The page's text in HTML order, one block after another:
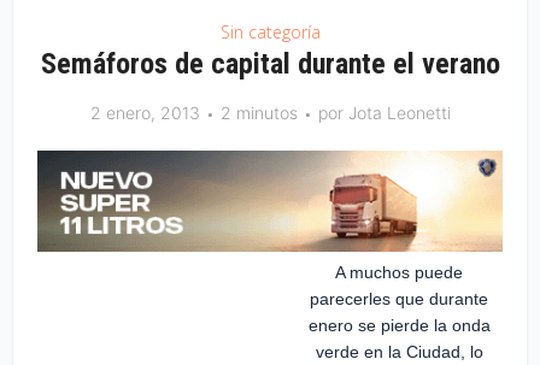
Sin categoría
Semáforos de capital durante el verano
2 enero, 2013 2 minutos por Jota Leonetti
A muchos puede
parecerles que durante
enero se pierde la onda
verde en la Ciudad, lo